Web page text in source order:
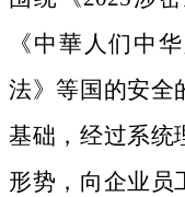
《中華人们中
法》等国的安全
基础，经过系统
形势，向企业员